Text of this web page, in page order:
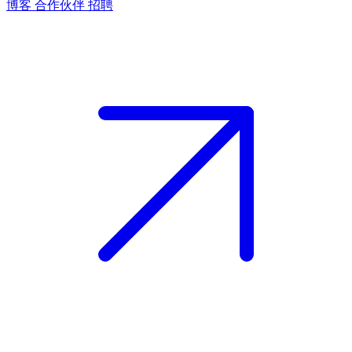
博客 合作伙伴 招聘